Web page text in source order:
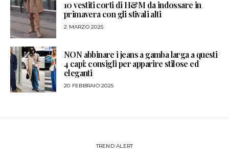
10 vestiti corti di H&M da indossare in
primavera con gli stivali alti
2 MARZO 2025
NON abbinare i jeans a gamba larga a questi
4 capi: consigli per apparire stilose ed
eleganti
20 FEBBRAIO 2025
TREND ALERT